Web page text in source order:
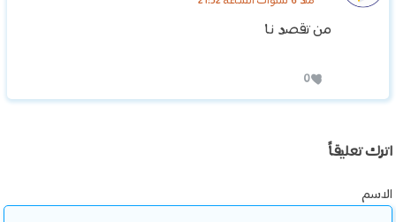
من تقصد نا
0
اترك تعليقاً
الاسم